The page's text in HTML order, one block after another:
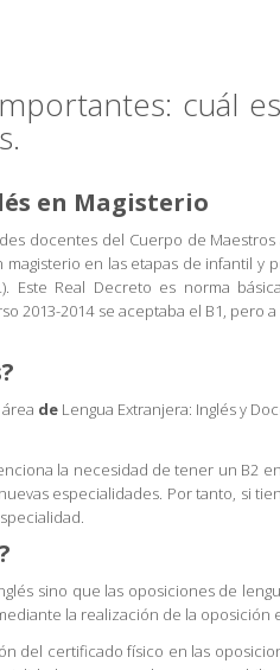
cuál
en Magisterio
docentes del Cuerpo de
en las etapas de infantil y
Este Real Decreto es norma
2013-2014 se aceptaba el B1, pero
deLengua Extranjera: Inglés y
la necesidad de tener un B2
especialidades. Por tanto, si
sino que las oposiciones de
la realización de la oposición
del certificado físico en las